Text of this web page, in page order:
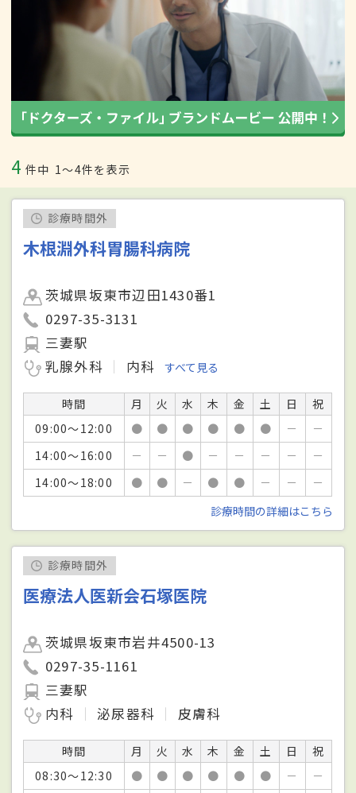
4 件中 1〜4件を表示
診療時間外
木根淵外科胃腸科病院
茨城県坂東市辺田1430番1
0297-35-3131
三妻駅
乳腺外科
内科 すべて見る
時間 月 火 水 木 金 土 日
祝
09:00～12:00
● ● ● ● ● ● －
－
14:00～16:00
－ － ● － － － －
－
14:00～18:00
● ● － ● ● － －
－
診療時間の詳細はこちら
診療時間外
医療法人医新会石塚医院
茨城県坂東市岩井4500-13
0297-35-1161
三妻駅
内科
泌尿器科 皮膚科
時間 月 火 水 木 金 土 日
祝
08:30～12:30
● ● ● ● ● ● －
－